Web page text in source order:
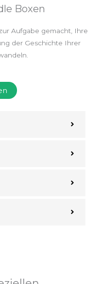
Boxen
Aufgabe gemacht, Ihre
der Geschichte Ihrer